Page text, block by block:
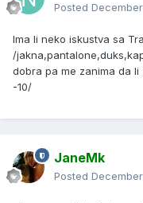
Posted
Ima li neko iskustva sa
/
dobra pa me zanima da
-10/
JaneMk
Posted